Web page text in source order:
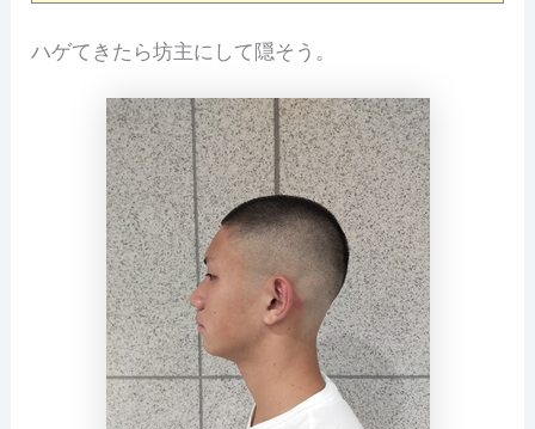
ハゲてきたら坊主にして隠そう。